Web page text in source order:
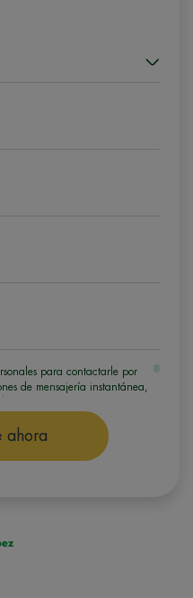
para contactarle por
de mensajería instantánea,
con el interés
la contratación
con las empresas que
objeto de que estas puedan
ahora